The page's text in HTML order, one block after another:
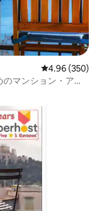
レビュー350
4.96 (350)
マンション・アパ